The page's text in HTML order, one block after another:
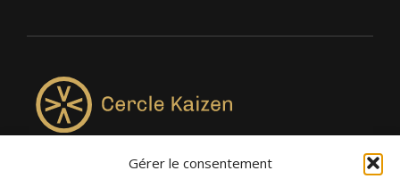
Gérer le consentement
4957, rue Lionel-Groulx, bureau 819, Saint-Augustin-de-